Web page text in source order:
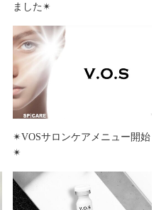
ました✴︎
✴︎VOSサロンケアメニュー開始
✴︎